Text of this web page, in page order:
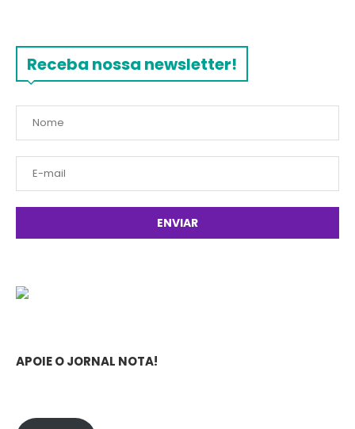
Receba nossa newsletter!
APOIE O JORNAL NOTA!